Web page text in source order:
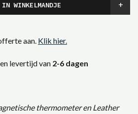
+
aan. Klik hier.
levertijd van 2-6 dagen
thermometer en Leather